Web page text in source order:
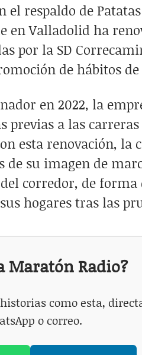
WhatsApp
respaldo de
en Valladolid ha
por la SD
de hábitos
en 2022, la
a las carreras
esta renovación, la
su imagen de
corredor, de
hogares tras las
Maratón Radio?
como esta,
o correo.